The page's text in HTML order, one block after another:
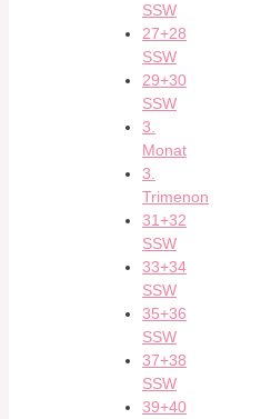
SSW
27+28
SSW
29+30
SSW
3.
Monat
3.
Trimenon
31+32
SSW
33+34
SSW
35+36
SSW
37+38
SSW
39+40